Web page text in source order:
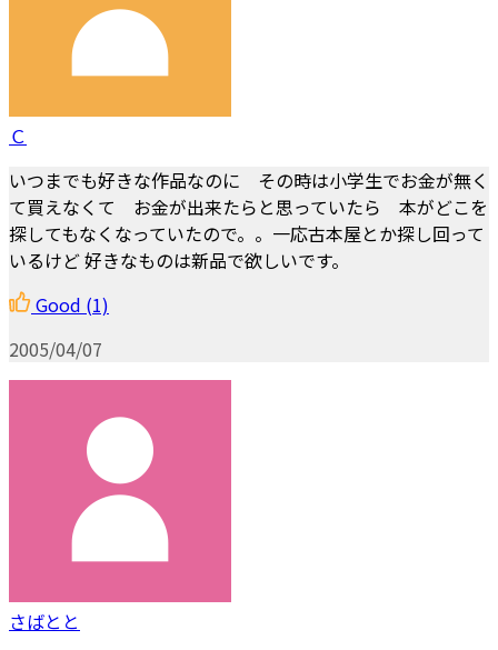
Ｃ
いつまでも好きな作品なのに その時は小学生でお金が無く
て買えなくて お金が出来たらと思っていたら 本がどこを
探してもなくなっていたので。。一応古本屋とか探し回って
いるけど 好きなものは新品で欲しいです。
Good (1)
2005/04/07
さばとと